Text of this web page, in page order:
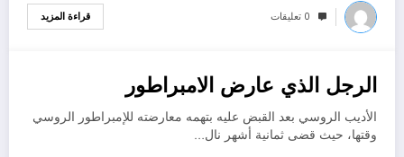
0 تعليقات قراءة المزيد
يناير 26, 2023
الرجل الذي عارض الامبراطور
الأديب الروسي بعد القبض عليه بتهمه معارضته للإمبراطور الروسي
وقتها، حيث قضى ثمانية أشهر نال…